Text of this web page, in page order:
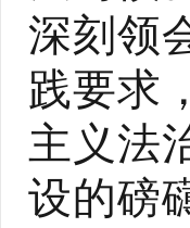
深刻领
践要求
主义法
设的磅